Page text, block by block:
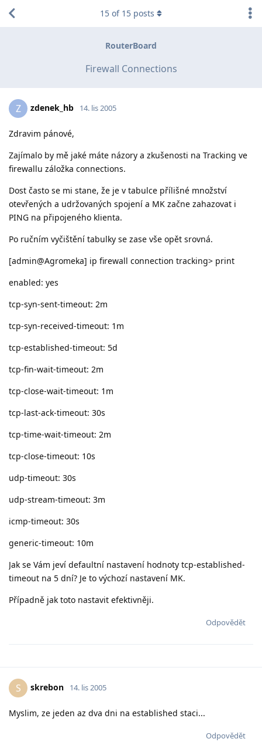
RouterBoard
Firewall Connections
15 of 15 posts
Z zdenek_hb 14. lis 2005
Zdravim pánové,
Zajímalo by mě jaké máte názory a zkušenosti na Tracking ve
firewallu záložka connections.
Dost často se mi stane, že je v tabulce přílišné množství
otevřených a udržovaných spojení a MK začne zahazovat i
PING na připojeného klienta.
Po ručním vyčištění tabulky se zase vše opět srovná.
[admin@Agromeka] ip firewall connection tracking> print
enabled: yes
tcp-syn-sent-timeout: 2m
tcp-syn-received-timeout: 1m
tcp-established-timeout: 5d
tcp-fin-wait-timeout: 2m
tcp-close-wait-timeout: 1m
tcp-last-ack-timeout: 30s
tcp-time-wait-timeout: 2m
tcp-close-timeout: 10s
udp-timeout: 30s
udp-stream-timeout: 3m
icmp-timeout: 30s
generic-timeout: 10m
Jak se Vám jeví defaultní nastavení hodnoty tcp-established-
timeout na 5 dní? Je to výchozí nastavení MK.
Případně jak toto nastavit efektivněji.
Odpovědět
S skrebon 14. lis 2005
Myslim, ze jeden az dva dni na established staci...
Odpovědět